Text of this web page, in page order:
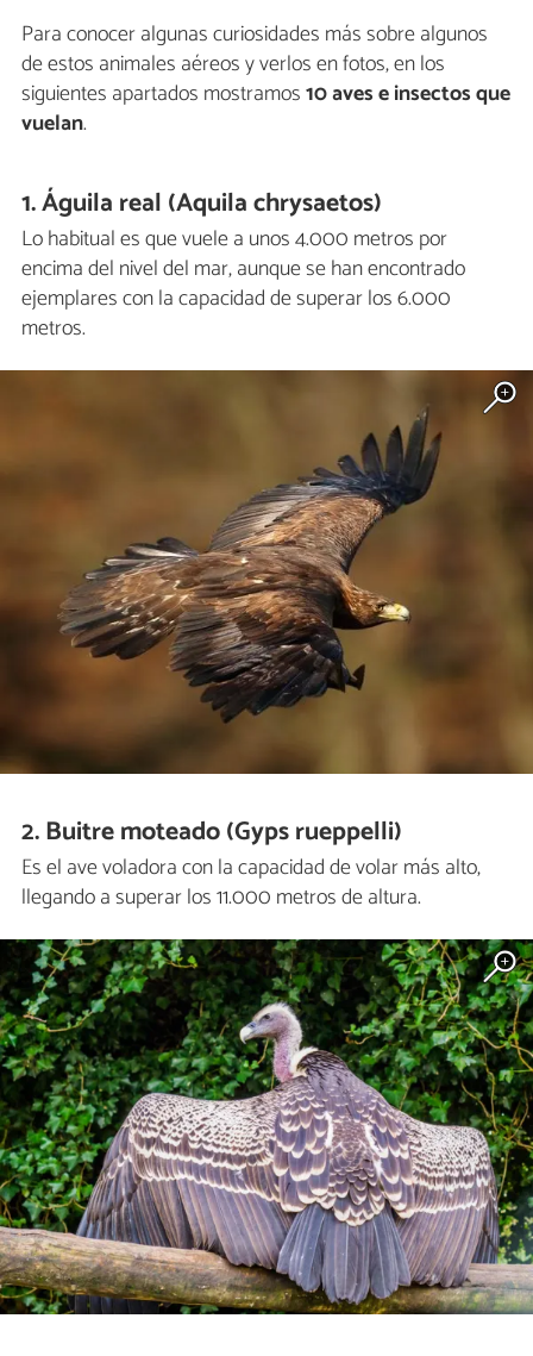
Para conocer algunas curiosidades más sobre algunos
de estos animales aéreos y verlos en fotos, en los
siguientes apartados mostramos10 aves e insectos que
vuelan.
1. Águila real (Aquila chrysaetos)
Lo habitual es que vuele a unos 4.000 metros por
encima del nivel del mar, aunque se han encontrado
ejemplares con la capacidad de superar los 6.000
metros.
2. Buitre moteado (Gyps rueppelli)
Es el ave voladora con la capacidad de volar más alto,
llegando a superar los 11.000 metros de altura.